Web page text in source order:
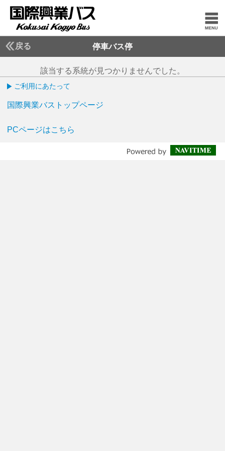
戻る 停車バス停
該当する系統が見つかりませんでした。
ご利用にあたって
国際興業バストップページ
PCページはこちら